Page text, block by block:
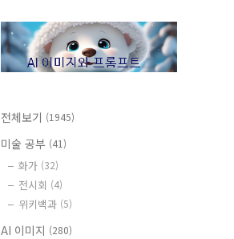
전체보기 (1945)
미술 공부 (41)
화가 (32)
전시회 (4)
위키백과 (5)
AI 이미지 (280)